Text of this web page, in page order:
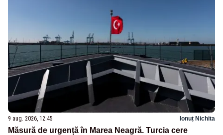
9 aug. 2026, 12:45 Ionuț Nichita
Măsură de urgență în Marea Neagră. Turcia cere